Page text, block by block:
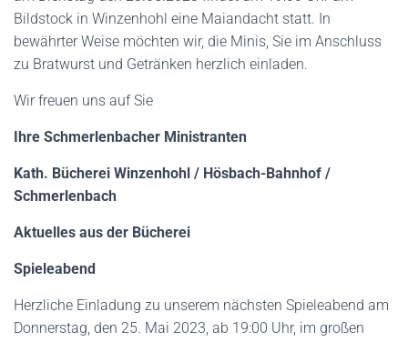
Bildstock in Winzenhohl eine Maiandacht statt. In
bewährter Weise möchten wir, die Minis, Sie im Anschluss
zu Bratwurst und Getränken herzlich einladen.
Wir freuen uns auf Sie
Ihre Schmerlenbacher Ministranten
Kath. Bücherei Winzenhohl / Hösbach-Bahnhof /
Schmerlenbach
Aktuelles aus der Bücherei
Spieleabend
Herzliche Einladung zu unserem nächsten Spieleabend am
Donnerstag, den 25. Mai 2023, ab 19:00 Uhr, im großen